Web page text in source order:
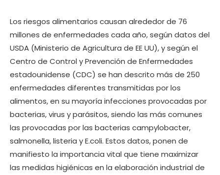
Los riesgos alimentarios causan alrededor de 76
millones de enfermedades cada año, según datos del
USDA (Ministerio de Agricultura de EE UU), y según el
Centro de Control y Prevención de Enfermedades
estadounidense (CDC) se han descrito más de 250
enfermedades diferentes transmitidas por los
alimentos, en su mayoría infecciones provocadas por
bacterias, virus y parásitos, siendo las más comunes
las provocadas por las bacterias campylobacter,
salmonella, listeria y E.coli. Estos datos, ponen de
manifiesto la importancia vital que tiene maximizar
las medidas higiénicas en la elaboración industrial de